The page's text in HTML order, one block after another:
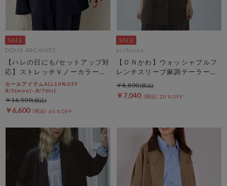
DOUX ARCHIVES
【ハレの日にも/セットアップ対
応】ストレッチＶノーカラージ
ャケット
セールアイテムALL10%OFF
8/3(mon)~8/7(fri)
￥6,600 60％OFF
￥16,500
archives
【ＯＮかわ】ウォッシャブルフ
レンチスリーブ麻調テーラード
ＪＫ
￥7,040 20％OFF
￥8,800